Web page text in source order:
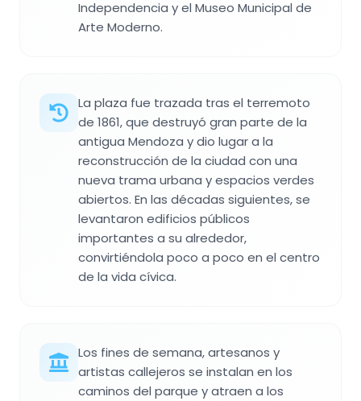
Independencia y el Museo Municipal de
Arte Moderno.
La plaza fue trazada tras el terremoto
de 1861, que destruyó gran parte de la
antigua Mendoza y dio lugar a la
reconstrucción de la ciudad con una
nueva trama urbana y espacios verdes
abiertos. En las décadas siguientes, se
levantaron edificios públicos
importantes a su alrededor,
convirtiéndola poco a poco en el centro
de la vida cívica.
Los fines de semana, artesanos y
artistas callejeros se instalan en los
caminos del parque y atraen a los